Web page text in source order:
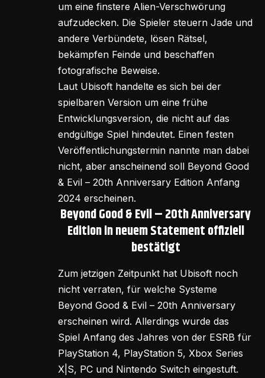
um eine finstere Alien-Verschwörung
aufzudecken. Die Spieler steuern Jade und
andere Verbündete, lösen Rätsel,
bekämpfen Feinde und beschaffen
fotografische Beweise.
Laut Ubisoft handelte es sich bei der
spielbaren Version um eine frühe
Entwicklungsversion, die nicht auf das
endgültige Spiel hindeutet. Einen festen
Veröffentlichungstermin nannte man dabei
nicht, aber anscheinend soll Beyond Good
& Evil – 20th Anniversary Edition Anfang
2024 erscheinen.
Beyond Good & Evil – 20th Anniversary
Edition in neuem Statement offiziell
bestätigt
Zum jetzigen Zeitpunkt hat Ubisoft noch
nicht verraten, für welche Systeme
Beyond Good & Evil – 20th Anniversary
erscheinen wird. Allerdings wurde das
Spiel Anfang des Jahres von der ESRB für
PlayStation 4, PlayStation 5, Xbox Series
X|S, PC und Nintendo Switch eingestuft.